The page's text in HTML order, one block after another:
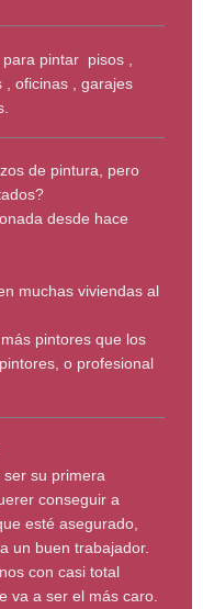
pintar pisos ,
, oficinas , garajes
de pintura, pero
desde hace
muchas viviendas al
pintores que los
o profesional
su primera
conseguir a
esté asegurado,
un buen trabajador.
con casi total
va a ser el más caro.